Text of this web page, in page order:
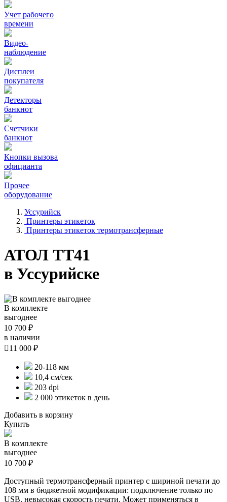
Учет рабочего
времени
Видео‑
наблюдение
Дисплеи
покупателя
Детекторы
банкнот
Счетчики
банкнот
Кнопки вызова
официанта
Прочее
оборудование
Уссурийск
Принтеры этикеток
Принтеры этикеток термотрансферные
АТОЛ ТТ41
в Уссурийске
В комплекте
выгоднее
10 700 ₽
в наличии
11 000 ₽
20-118 мм
10,4 см/сек
203 dpi
2 000 этикеток в день
Добавить в корзину
Купить
В комплекте
выгоднее
10 700 ₽
Доступный термотрансферный принтер с шириной печати до
108 мм в бюджетной модификации: подключение только по
USB, невысокая скорость печати. Может применяться в